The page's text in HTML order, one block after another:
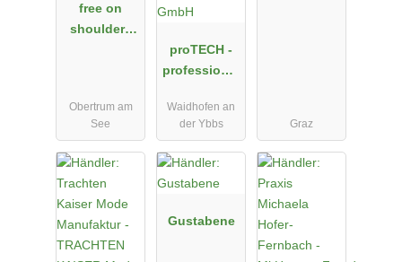
free on
shoulders
Obertrum am
See
proTECH -
professionel
Technologie
n GmbH
Waidhofen an
der Ybbs
Graz
Gustabene